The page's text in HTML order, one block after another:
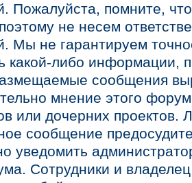
Пожалуйста, помните,
не несем
Мы не гарантируем
какой-либо информации,
сообщения
мнение этого
или дочерних проектов.
сообщение
уведомить
Сотрудники и